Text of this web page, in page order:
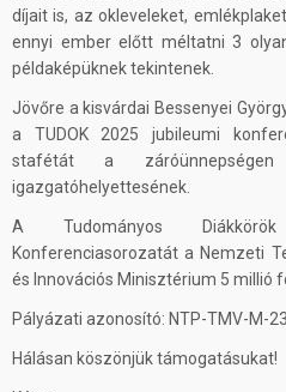
díjait is, az okleveleket,
ennyi ember előtt méltatni 3
példaképüknek tekintenek.
Jövőre a kisvárdai Bessenyei
a TUDOK 2025 jubileumi
stafétát a
igazgatóhelyettesének.
A Tudományos Diákkörök
Konferenciasorozatát a Nemzeti
és Innovációs Minisztérium 5 millió
Pályázati azonosító: NTP-TMV-M-
Hálásan köszönjük támogatásukat!